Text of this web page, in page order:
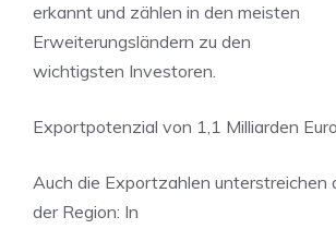
erkannt und zählen in den meisten
Erweiterungsländern zu den
wichtigsten Investoren.
Exportpotenzial von 1,1 Milliarden Euro
Auch die Exportzahlen unterstreichen
der Region: In